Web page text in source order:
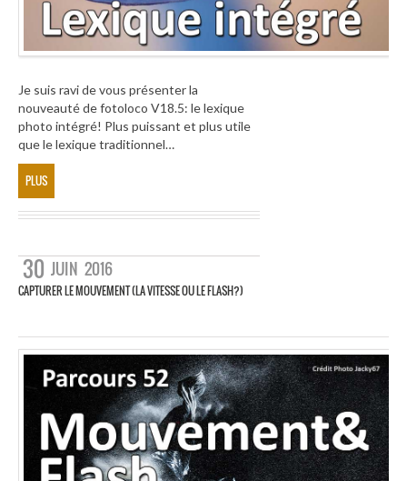
Je suis ravi de vous présenter la
nouveauté de fotoloco V18.5: le lexique
photo intégré! Plus puissant et plus utile
que le lexique traditionnel…
PLUS
30 JUIN 2016
CAPTURER LE MOUVEMENT (LA VITESSE OU LE FLASH?)